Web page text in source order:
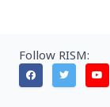
Follow RISM: